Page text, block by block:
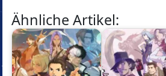
Ähnliche Artikel: